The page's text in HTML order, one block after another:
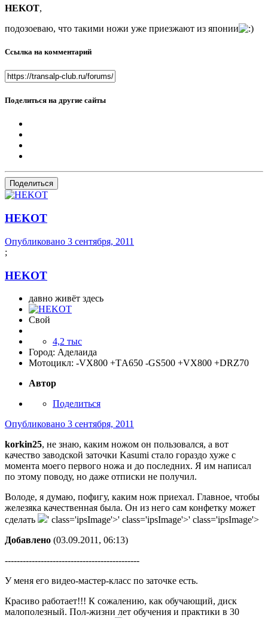
HEKOT,
подозоеваю, что такими ножи уже приезжают из японии
Ссылка на комментарий
Поделиться на другие сайты
Поделиться
HEKOT
Опубликовано 3 сентября, 2011
;
HEKOT
давно живёт здесь
Свой
4,2 тыс
Город: Аделаида
Мотоцикл: -VX800 +TА650 -GS500 +VX800 +DRZ70
Автор
Поделиться
Опубликовано 3 сентября, 2011
korkin25, не знаю, каким ножом он пользовался, а вот
качество заводской заточки Kasumi стало гораздо хуже с
момента моего первого ножа и до последних. Я им написал
по этому поводу, но даже отписки не получил.
Володе, я думаю, пофигу, каким нож приехал. Главное, чтобы
железяка качественная была. Он из него сам конфетку может
сделать
' class='ipsImage'>' class='ipsImage'>' class='ipsImage'>
Добавлено (03.09.2011, 06:13)
---------------------------------------------
У меня его видео-мастер-класс по заточке есть.
Красиво работает!!! К сожалению, как обучающий, диск
малополезный. Пол-жизни лет обучения и практики в 30